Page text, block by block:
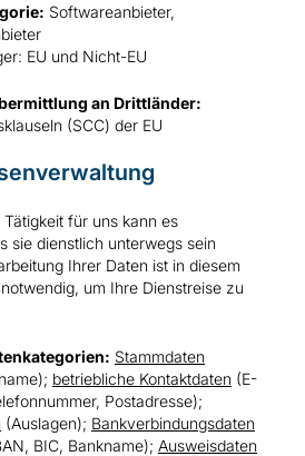
Softwareanbieter,
EU und Nicht-EU
an Drittländer:
(SCC) der EU
für uns kann es
sie dienstlich unterwegs sein
Ihrer Daten ist in diesem
um Ihre Dienstreise zu
Stammdaten
betriebliche Kontaktdaten (E-
Postadresse);
(Auslagen); Bankverbindungsdaten
BIC, Bankname); Ausweisdaten